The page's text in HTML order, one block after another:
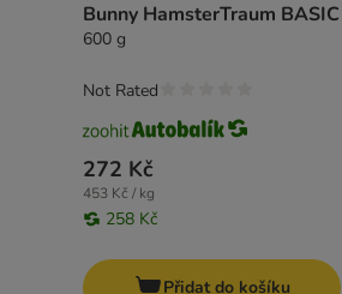
Bunny HamsterTraum BASIC
600 g
272 Kč
453 Kč / kg
258 Kč
Not Rated
Přidat do košíku